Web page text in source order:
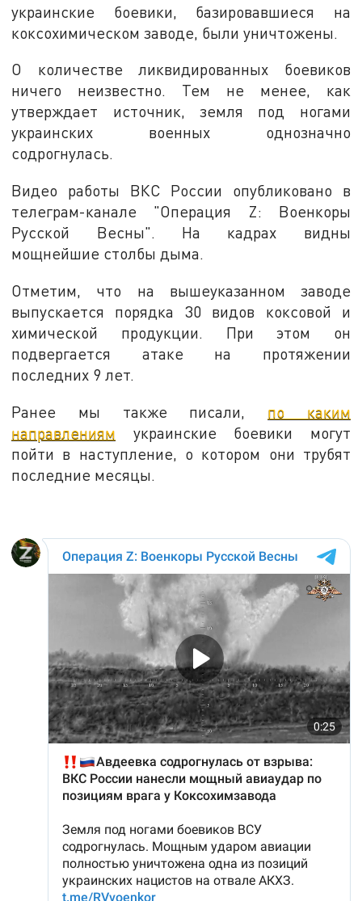
украинские боевики, базировавшиеся на
коксохимическом заводе, были уничтожены.
О количестве ликвидированных боевиков
ничего неизвестно. Тем не менее, как
утверждает источник, земля под ногами
украинских военных однозначно
содрогнулась.
Видео работы ВКС России опубликовано в
телеграм-канале "Операция Z: Военкоры
Русской Весны". На кадрах видны
мощнейшие столбы дыма.
Отметим, что на вышеуказанном заводе
выпускается порядка 30 видов коксовой и
химической продукции. При этом он
подвергается атаке на протяжении
последних 9 лет.
Ранее мы также писали, по каким
направлениям украинские боевики могут
пойти в наступление, о котором они трубят
последние месяцы.